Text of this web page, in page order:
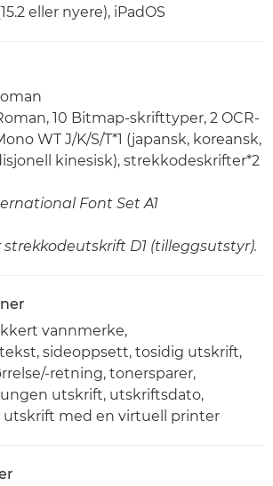
eller nyere), iPadOS
10 Bitmap-skrifttyper, 2 OCR-
WT J/K/S/T*1 (japansk, koreansk,
kinesisk), strekkodeskrifter*2
Font Set A1
strekkodeutskrift D1 (tilleggsutstyr).
vannmerke,
sideoppsett, tosidig utskrift,
retning, tonersparer,
utskrift, utskriftsdato,
utskrift med en virtuell printer